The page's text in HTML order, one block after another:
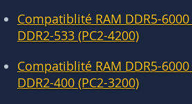
Compatiblité RAM DDR5-6000
DDR2-533 (PC2-4200)
Compatiblité RAM DDR5-6000
DDR2-400 (PC2-3200)